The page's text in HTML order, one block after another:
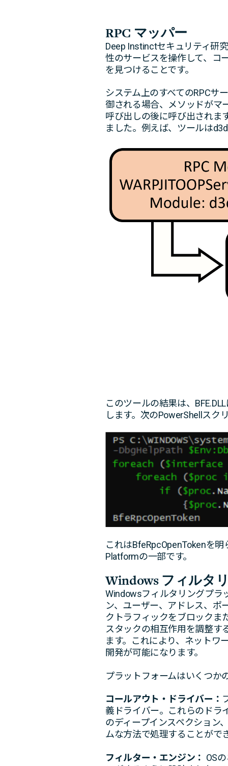
RPC マッパー
Deep Instinctセキュリティ研
性のサービスを操作して、コ
を見つけることです。
システム上のすべてのRPCサ
御される場合、メソッドがマ
呼び出しの後に呼び出されま
ました。例えば、ツールは
このツールの結果は、
します。次のPowerShellスク
これはBfeRpcOpenTokenを
Platformの一部です。
Windows フィルタ
Windowsフィルタリングプラ
ン、ユーザー、アドレス、ポ
クトラフィックをブロックま
スタックの相互作用を調整す
ます。これにより、ネットワ
開発が可能になります。
プラットフォームはいくつか
コールアウト・ドライバー：
義ドライバー。これらのドラ
のディープインスペクション
ムな方法で処理することがで
フィルター・エンジン： OS